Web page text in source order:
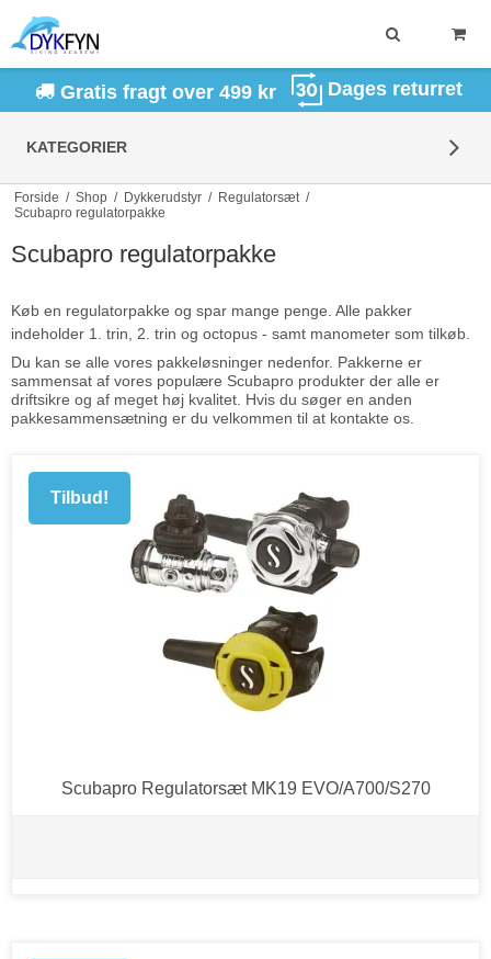
Gratis fragt over 499 kr Dages returret
KATEGORIER
Forside / Shop / Dykkerudstyr / Regulatorsæt /
Scubapro regulatorpakke
Scubapro regulatorpakke
Køb en regulatorpakke og spar mange penge. Alle pakker
indeholder 1. trin, 2. trin og octopus - samt manometer som tilkøb.
Du kan se alle vores pakkeløsninger nedenfor. Pakkerne er
sammensat af vores populære Scubapro produkter der alle er
driftsikre og af meget høj kvalitet. Hvis du søger en anden
pakkesammensætning er du velkommen til at kontakte os.
Tilbud!
Scubapro Regulatorsæt MK19 EVO/A700/S270